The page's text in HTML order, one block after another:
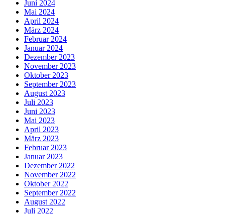
Juni 2024
Mai 2024
April 2024
März 2024
Februar 2024
Januar 2024
Dezember 2023
November 2023
Oktober 2023
September 2023
August 2023
Juli 2023
Juni 2023
Mai 2023
April 2023
März 2023
Februar 2023
Januar 2023
Dezember 2022
November 2022
Oktober 2022
September 2022
August 2022
Juli 2022